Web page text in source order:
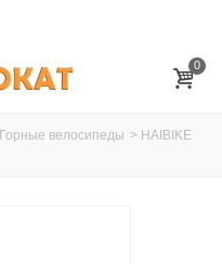
0
Горные велосипеды > HAIBIKE